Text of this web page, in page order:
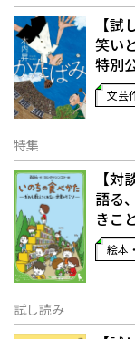
【
笑い
特別
文芸
特集
【
語る
きこ
絵本
試し読み